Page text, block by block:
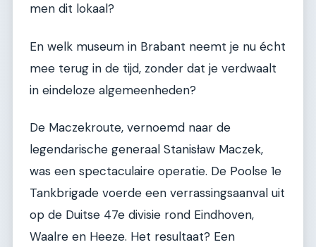
men dit lokaal?
En welk museum in Brabant neemt je nu écht
mee terug in de tijd, zonder dat je verdwaalt
in eindeloze algemeenheden?
De Maczekroute, vernoemd naar de
legendarische generaal Stanisław Maczek,
was een spectaculaire operatie. De Poolse 1e
Tankbrigade voerde een verrassingsaanval uit
op de Duitse 47e divisie rond Eindhoven,
Waalre en Heeze. Het resultaat? Een